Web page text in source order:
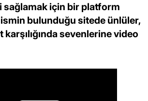
için bir platform
bulunduğu sitede ünlüler,
sevenlerine video